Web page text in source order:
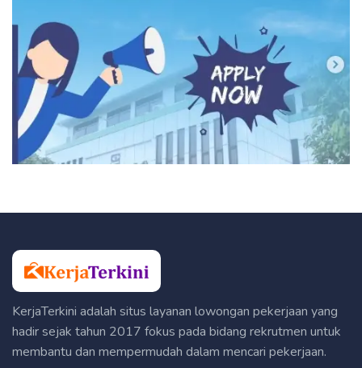
KerjaTerkini adalah situs layanan lowongan pekerjaan yang
hadir sejak tahun 2017 fokus pada bidang rekrutmen untuk
membantu dan mempermudah dalam mencari pekerjaan.